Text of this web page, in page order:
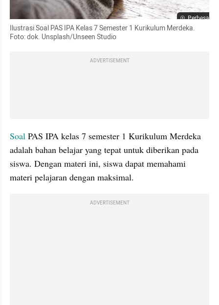
Perbesar
Ilustrasi Soal PAS IPA Kelas 7 Semester 1 Kurikulum Merdeka.
Foto: dok. Unsplash/Unseen Studio
ADVERTISEMENT
Soal PAS IPA kelas 7 semester 1 Kurikulum Merdeka
adalah bahan belajar yang tepat untuk diberikan pada
siswa. Dengan materi ini, siswa dapat memahami
materi pelajaran dengan maksimal.
ADVERTISEMENT